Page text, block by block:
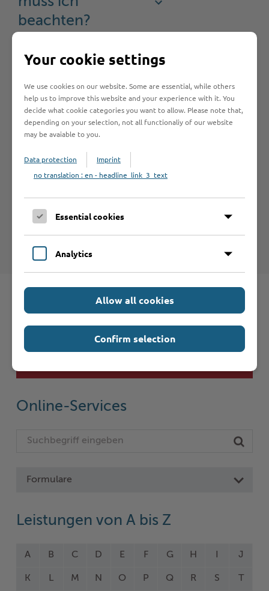
beachten?
Rechtsgrundlage
Hilfe & Kontakt:
Kreis Stormarn - Adoption und
Schnelleinstieg
Online-Services
Formulare
Leistungen von A bis Z
A B C D E F G H J
K L M N O P Q R S T
Your cookie settings
We use cookies on our website. Some are essential, while others
help us to improve this website and your experience with it. You
decide what cookie categories you want to allow. Please note that,
depending on your selection, not all functionaliy of our website
may be avaiable to you.
Data protection
Imprint
no translation : en - headline_link_3_text
Essential cookies
Analytics
Allow all cookies
Confirm selection